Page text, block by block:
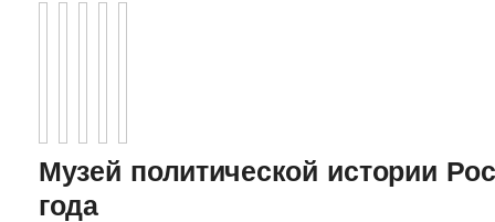
Музей политической истории
года